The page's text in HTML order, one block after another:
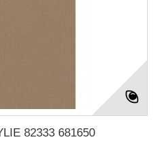
82333 681650